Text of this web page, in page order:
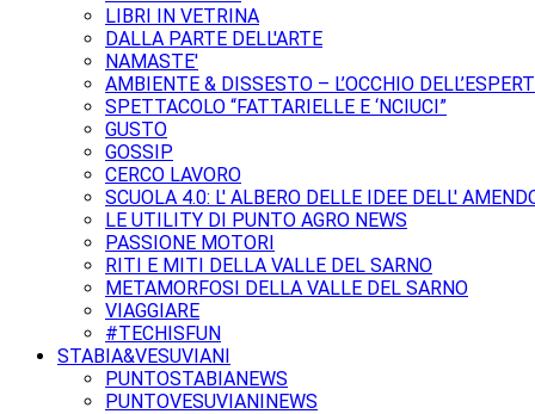
LIBRI IN VETRINA
DALLA PARTE DELL'ARTE
NAMASTE'
AMBIENTE & DISSESTO – L’OCCHIO
SPETTACOLO “FATTARIELLE E ‘NCIUCI”
GUSTO
GOSSIP
CERCO LAVORO
SCUOLA 4.0: L' ALBERO DELLE IDEE DELL'
LE UTILITY DI PUNTO AGRO NEWS
PASSIONE MOTORI
RITI E MITI DELLA VALLE DEL SARNO
METAMORFOSI DELLA VALLE DEL SARNO
VIAGGIARE
#TECHISFUN
STABIA&VESUVIANI
PUNTOSTABIANEWS
PUNTOVESUVIANINEWS